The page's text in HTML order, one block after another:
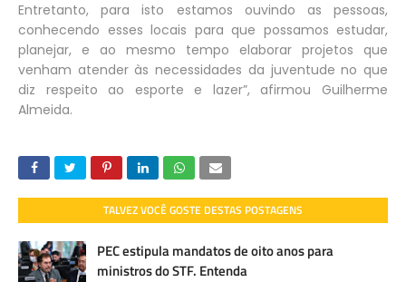
Entretanto, para isto estamos ouvindo as pessoas,
conhecendo esses locais para que possamos estudar,
planejar, e ao mesmo tempo elaborar projetos que
venham atender às necessidades da juventude no que
diz respeito ao esporte e lazer”, afirmou Guilherme
Almeida.
TALVEZ VOCÊ GOSTE DESTAS POSTAGENS
PEC estipula mandatos de oito anos para
ministros do STF. Entenda